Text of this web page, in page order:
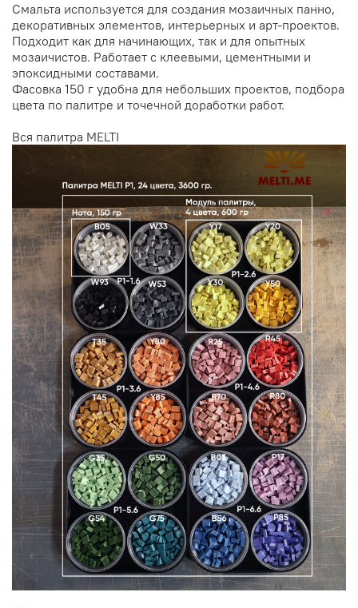
Смальта используется для создания мозаичных панно,
декоративных элементов, интерьерных и арт-проектов.
Подходит как для начинающих, так и для опытных
мозаичистов. Работает с клеевыми, цементными и
эпоксидными составами.
Фасовка 150 г удобна для небольших проектов, подбора
цвета по палитре и точечной доработки работ.
Вся палитра MELTI